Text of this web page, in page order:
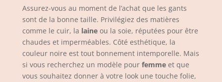
Assurez-vous au moment de l’achat que les gants
sont de la bonne taille. Privilégiez des matières
comme le cuir, la laineou la soie, réputées pour être
chaudes et imperméables. Côté esthétique, la
couleur noire est tout bonnement intemporelle. Mais
si vous recherchez un modèle pour femmeet que
vous souhaitez donner à votre look une touche folie,